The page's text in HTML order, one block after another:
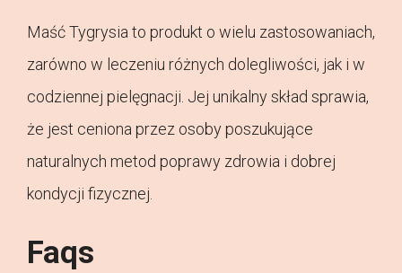
Maść Tygrysia to produkt o wielu zastosowaniach,
zarówno w leczeniu różnych dolegliwości, jak i w
codziennej pielęgnacji. Jej unikalny skład sprawia,
że jest ceniona przez osoby poszukujące
naturalnych metod poprawy zdrowia i dobrej
kondycji fizycznej.
Faqs